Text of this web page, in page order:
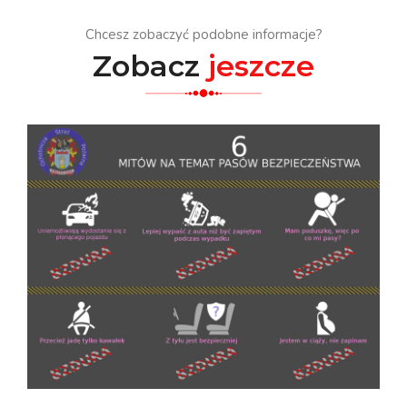
Chcesz zobaczyć podobne informacje?
Zobacz jeszcze